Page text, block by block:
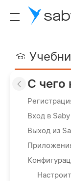
С чего
Вход в Saby
Выход из